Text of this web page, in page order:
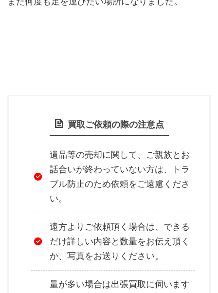
買取ご依頼の際の注意点
遺品等の売却に関して、ご親族とお
話合いが終わっていない方は、トラ
ブル防止のため依頼をご遠慮くださ
い。
遠方よりご依頼頂く場合は、できる
だけ詳しい内容と数量をお伝え頂く
か、写真をお送りください。
量が多い場合は出張買取に伺います